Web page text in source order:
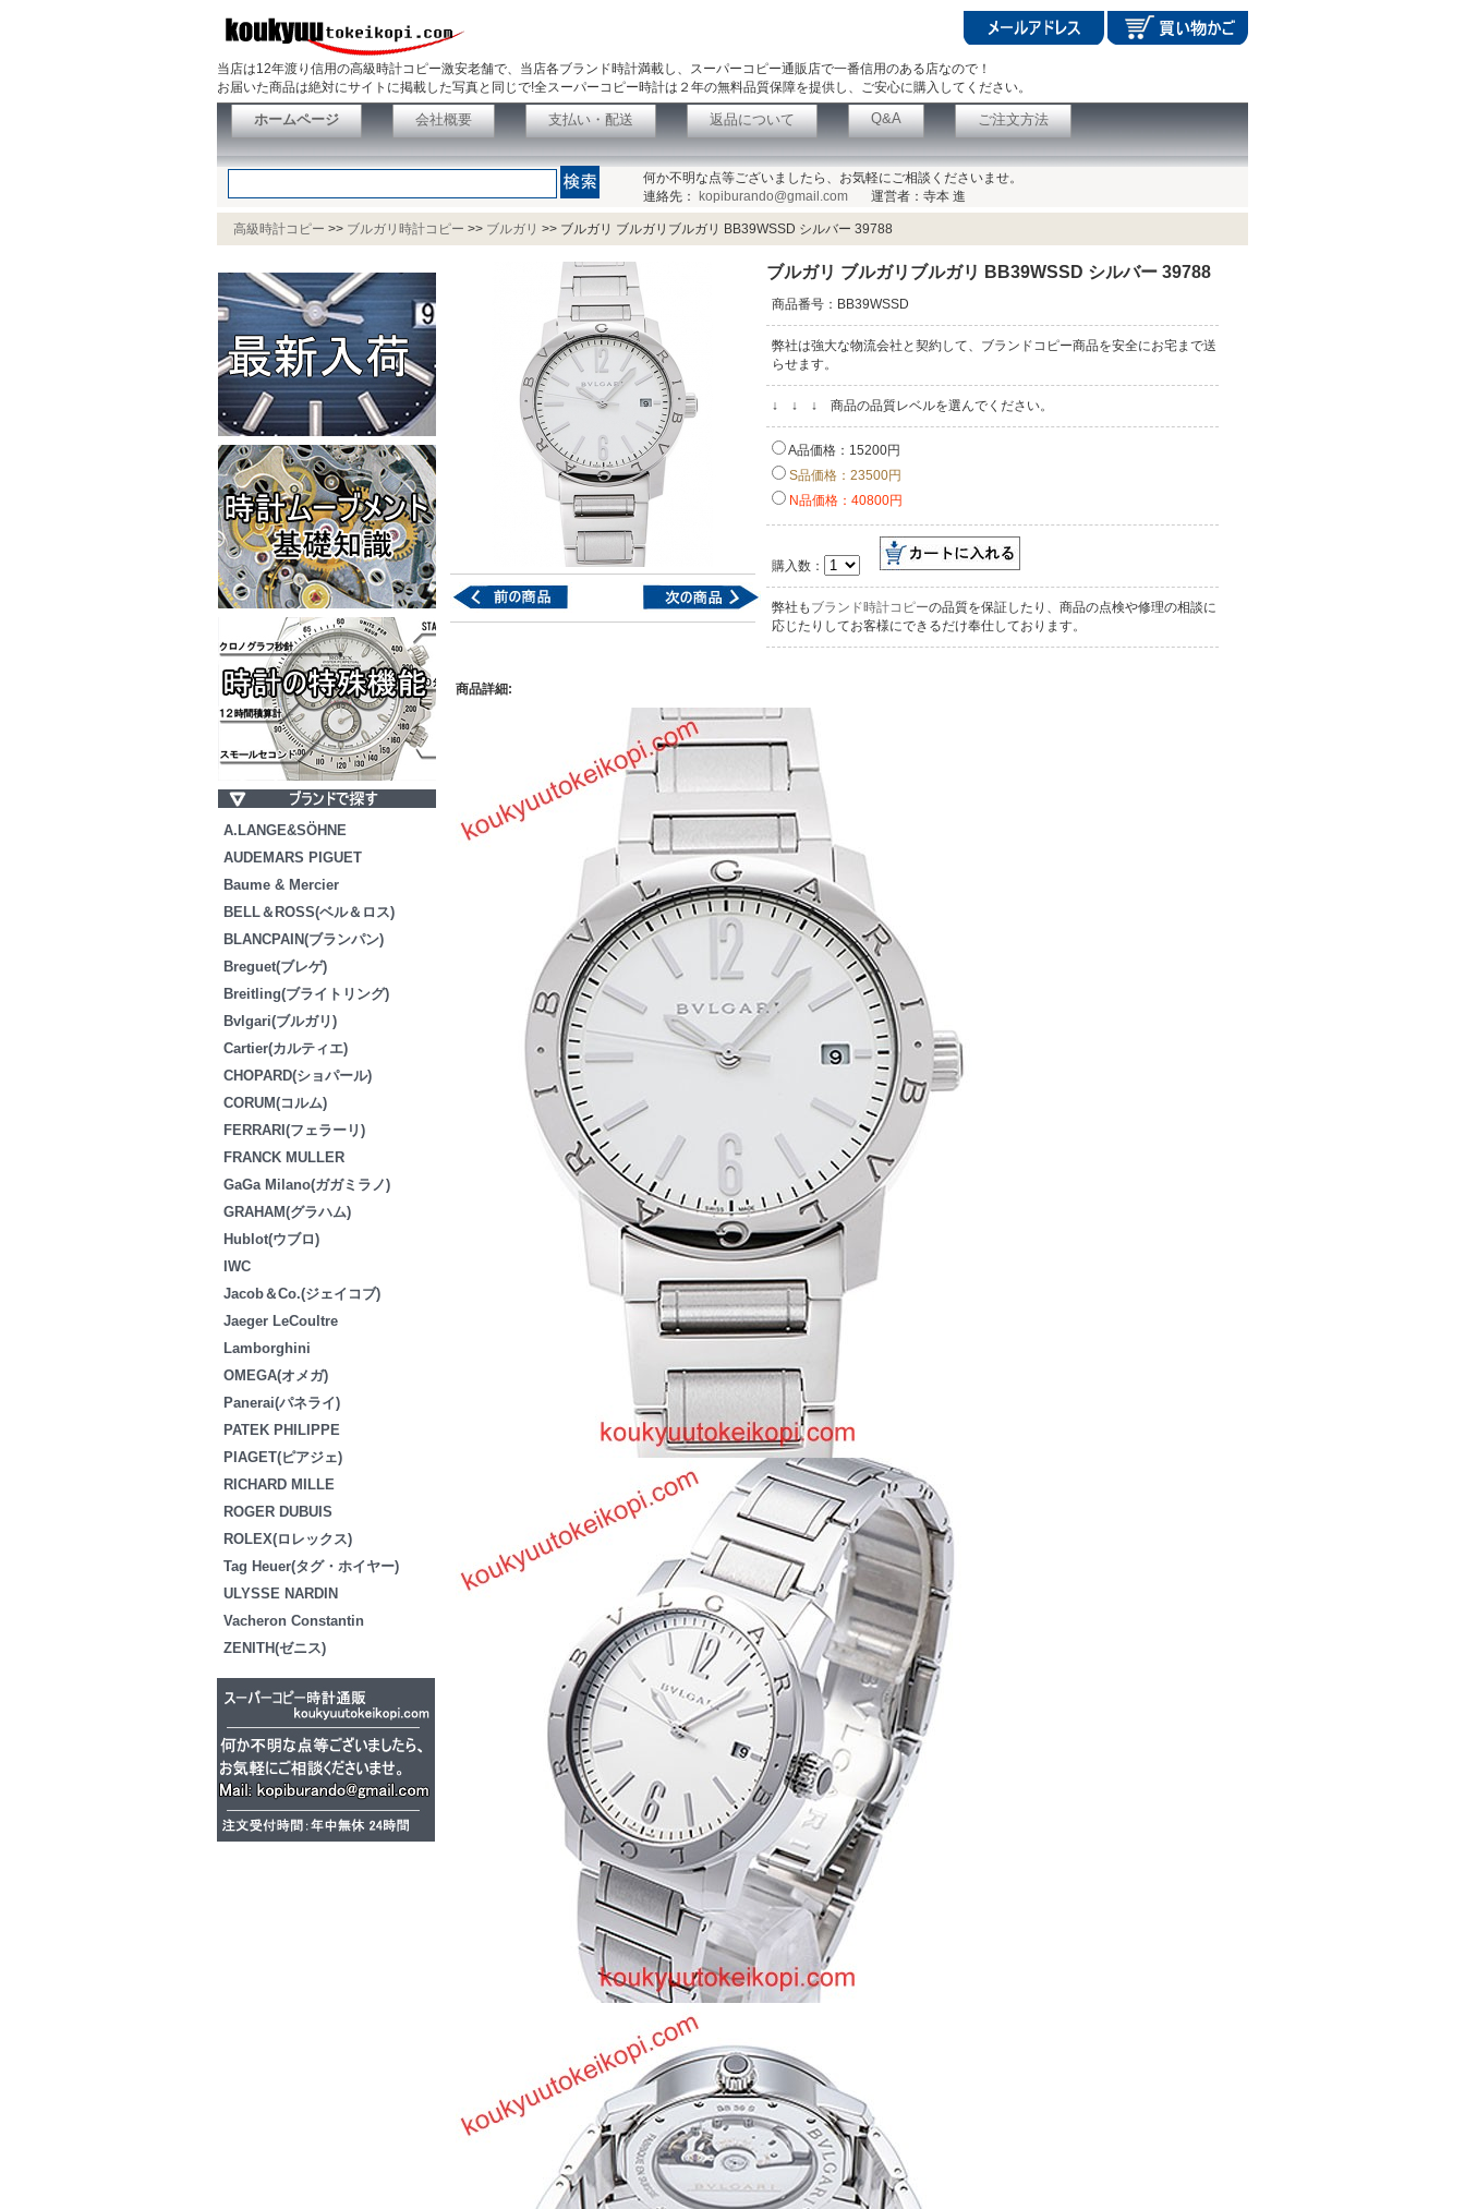
当店は12年渡り信用の高級時計コピー激安老舗で、当店各ブランド時計満載し、スーパーコピー通販店で一番信用のある店なので！
お届いた商品は絶対にサイトに掲載した写真と同じで!全スーパーコピー時計は２年の無料品質保障を提供し、ご安心に購入してください。
ホームページ 会社概要 支払い・配送 返品について Q&A ご注文方法
何か不明な点等ございましたら、お気軽にご相談くださいませ。
連絡先：
kopiburando@gmail.com 運営者：寺本 進
高級時計コピー >> ブルガリ時計コピー >> ブルガリ >> ブルガリ ブルガリブルガリ BB39WSSD シルバー 39788
A.LANGE&SÖHNE
AUDEMARS PIGUET
Baume & Mercier
BELL＆ROSS(ベル＆ロス)
BLANCPAIN(ブランパン)
Breguet(ブレゲ)
Breitling(ブライトリング)
Bvlgari(ブルガリ)
Cartier(カルティエ)
CHOPARD(ショパール)
CORUM(コルム)
FERRARI(フェラーリ)
FRANCK MULLER
GaGa Milano(ガガミラノ)
GRAHAM(グラハム)
Hublot(ウブロ)
IWC
Jacob＆Co.(ジェイコブ)
Jaeger LeCoultre
Lamborghini
OMEGA(オメガ)
Panerai(パネライ)
PATEK PHILIPPE
PIAGET(ピアジェ)
RICHARD MILLE
ROGER DUBUIS
ROLEX(ロレックス)
Tag Heuer(タグ・ホイヤー)
ULYSSE NARDIN
Vacheron Constantin
ZENITH(ゼニス)
ブルガリ ブルガリブルガリ BB39WSSD シルバー 39788
商品番号：BB39WSSD
弊社は強大な物流会社と契約して、ブランドコピー商品を安全にお宅まで送
らせます。
↓ ↓ ↓ 商品の品質レベルを選んでください。
A品価格：15200円
S品価格：23500円
N品価格：40800円
購入数：
弊社も ブランド時計コピーの品質を保証したり、商品の点検や修理の相談に
応じたりしてお客様にできるだけ奉仕しております。
商品詳細: